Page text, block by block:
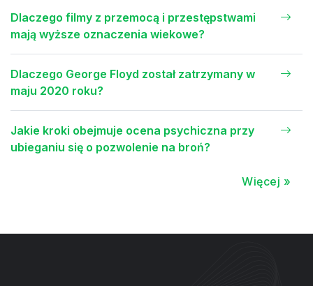
Dlaczego filmy z przemocą i przestępstwami
mają wyższe oznaczenia wiekowe?
Dlaczego George Floyd został zatrzymany w
maju 2020 roku?
Jakie kroki obejmuje ocena psychiczna przy
ubieganiu się o pozwolenie na broń?
Więcej »